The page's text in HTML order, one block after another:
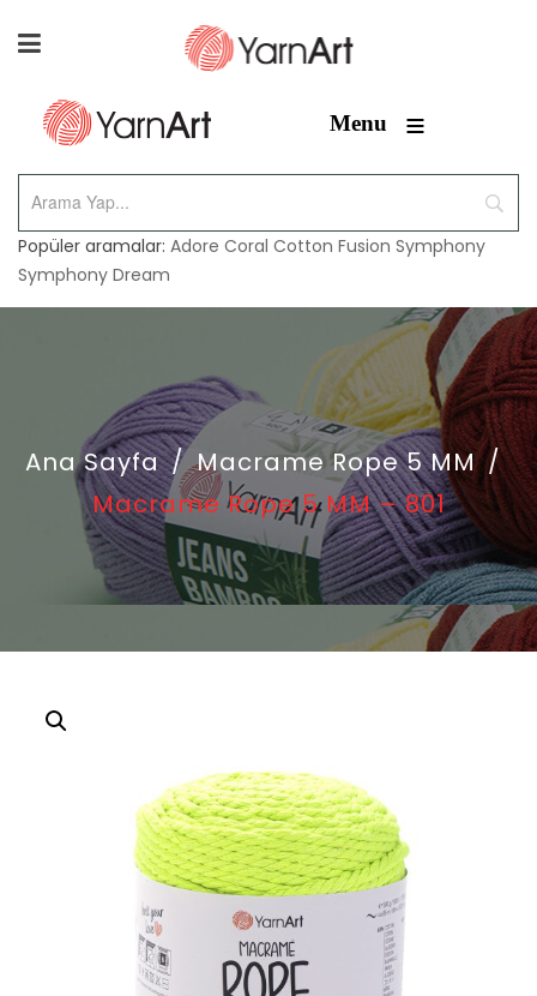
Menu ≡
Popüler aramalar: Adore Coral Cotton Fusion Symphony
Symphony Dream
Ana Sayfa / Macrame Rope 5 MM /
Macrame Rope 5 MM – 801